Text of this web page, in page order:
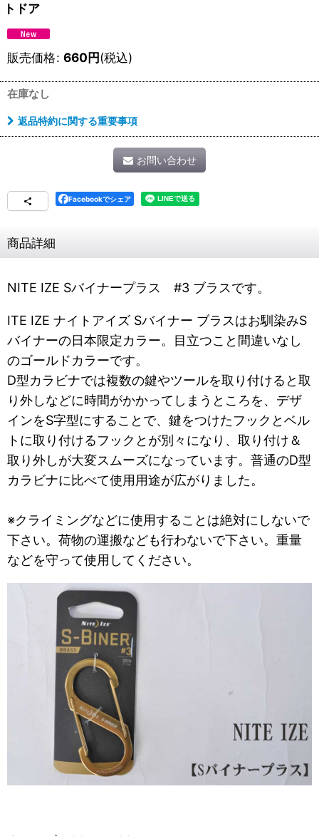
トドア
販売価格: 660円(税込)
在庫なし
返品特約に関する重要事項
お問い合わせ
Facebookでシェア
商品詳細
NITE IZE Sバイナープラス #3 ブラスです。
ITE IZE ナイトアイズ Sバイナー ブラスはお馴染みS
バイナーの日本限定カラー。目立つこと間違いなし
のゴールドカラーです。
D型カラビナでは複数の鍵やツールを取り付けると取
り外しなどに時間がかかってしまうところを、デザ
インをS字型にすることで、鍵をつけたフックとベル
トに取り付けるフックとが別々になり、取り付け＆
取り外しが大変スムーズになっています。普通のD型
カラビナに比べて使用用途が広がりました。
※クライミングなどに使用することは絶対にしないで
下さい。荷物の運搬なども行わないで下さい。重量
などを守って使用してください。